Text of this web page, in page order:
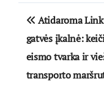
tarp
įrašų
Atidaroma
gatvės įkalnė:
eismo tvarka ir
transporto